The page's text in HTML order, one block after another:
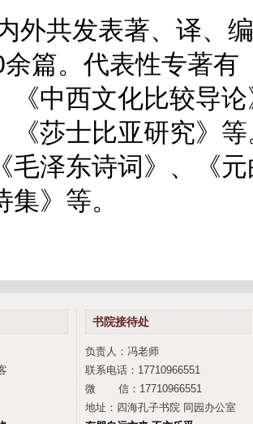
外共发表著、译、
篇。代表性专著有
《中西文化比较导
《莎士比亚研究》
毛泽东诗词》、《
》等。
书院接待处
负责人：冯老师
联系电话：17710966551
微 信：17710966551
地址：四海孔子书院 同园办公室